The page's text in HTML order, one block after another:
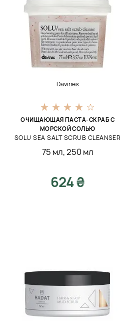
Davines
ОЧИЩАЮЩАЯ ПАСТА-СКРАБ С
МОРСКОЙ СОЛЬЮ
SOLU SEA SALT SCRUB CLEANSER
75 мл,250 мл
624 ₴